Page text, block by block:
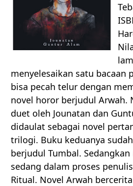
menyelesaikan satu bacaan
bisa pecah telur dengan
novel horor berjudul Arwah.
duet oleh Jounatan dan
didaulat sebagai novel
trilogi. Buku keduanya
berjudul Tumbal.
sedang dalam proses
Ritual. Novel Arwah